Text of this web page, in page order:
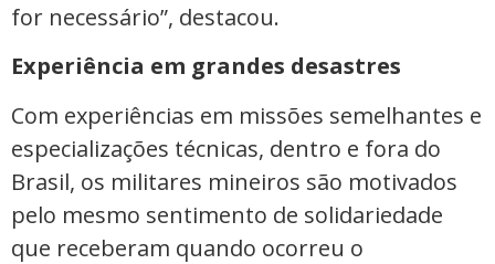
for necessário”, destacou.
Experiência em grandes desastres
Com experiências em missões semelhantes e
especializações técnicas, dentro e fora do
Brasil, os militares mineiros são motivados
pelo mesmo sentimento de solidariedade
que receberam quando ocorreu o